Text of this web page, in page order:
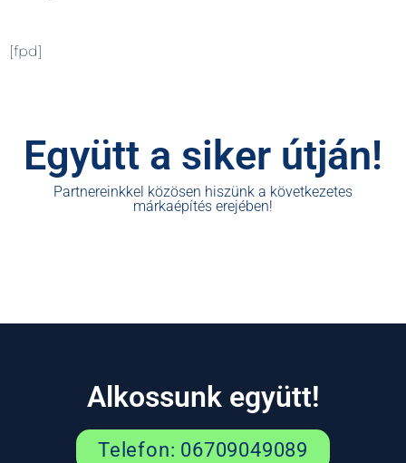
[fpd]
Együtt a siker útján!
Partnereinkkel közösen hiszünk a következetes
márkaépítés erejében!
Alkossunk együtt!
Telefon: 06709049089